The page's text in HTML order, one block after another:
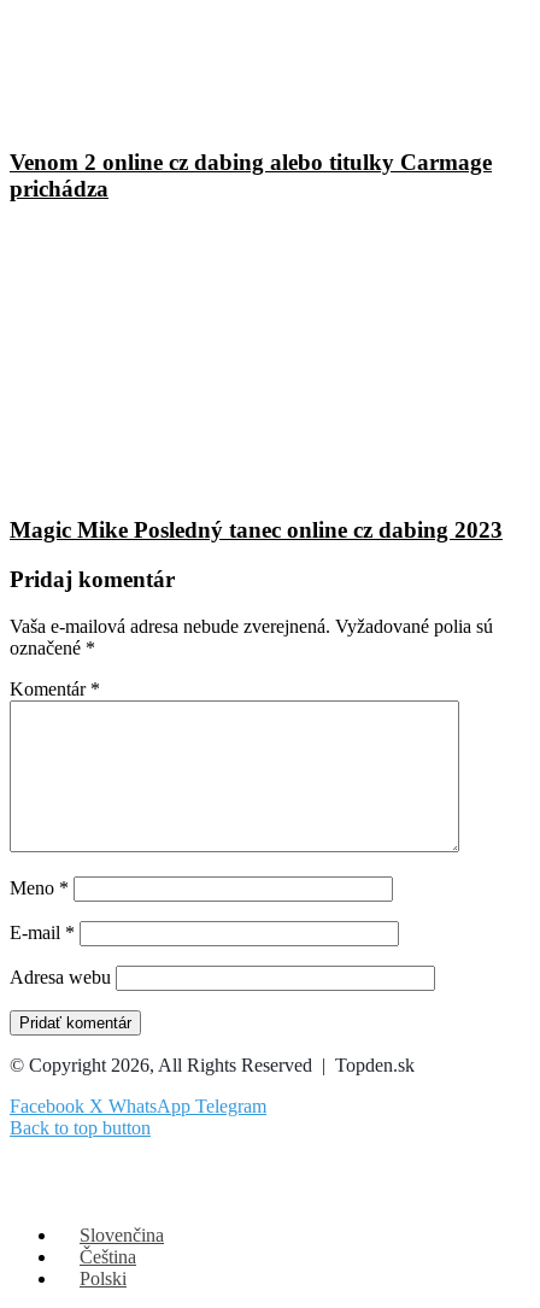
Venom 2 online cz dabing alebo titulky Carmage
prichádza
Magic Mike Posledný tanec online cz dabing 2023
Pridaj komentár
Vaša e-mailová adresa nebude zverejnená. Vyžadované polia sú
označené *
Komentár *
Meno *
E-mail *
Adresa webu
© Copyright 2026, All Rights Reserved | Topden.sk
Facebook X WhatsApp Telegram
Back to top button
Slovenčina
Čeština
Polski